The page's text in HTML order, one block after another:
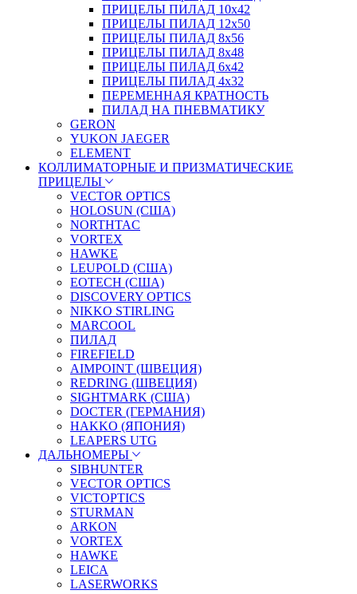
ПРИЦЕЛЫ ПИЛАД 10х42
ПРИЦЕЛЫ ПИЛАД 12х50
ПРИЦЕЛЫ ПИЛАД 8х56
ПРИЦЕЛЫ ПИЛАД 8х48
ПРИЦЕЛЫ ПИЛАД 6х42
ПРИЦЕЛЫ ПИЛАД 4х32
ПЕРЕМЕННАЯ КРАТНОСТЬ
ПИЛАД НА ПНЕВМАТИКУ
GERON
YUKON JAEGER
ELEMENT
КОЛЛИМАТОРНЫЕ И ПРИЗМАТИЧЕСКИЕ
ПРИЦЕЛЫ
VECTOR OPTICS
HOLOSUN (США)
NORTHTAC
VORTEX
HAWKE
LEUPOLD (США)
EOTECH (США)
DISCOVERY OPTICS
NIKKO STIRLING
MARCOOL
ПИЛАД
FIREFIELD
AIMPOINT (ШВЕЦИЯ)
REDRING (ШВЕЦИЯ)
SIGHTMARK (США)
DOCTER (ГЕРМАНИЯ)
HAKKO (ЯПОНИЯ)
LEAPERS UTG
ДАЛЬНОМЕРЫ
SIBHUNTER
VECTOR OPTICS
VICTOPTICS
STURMAN
ARKON
VORTEX
HAWKE
LEICA
LASERWORKS